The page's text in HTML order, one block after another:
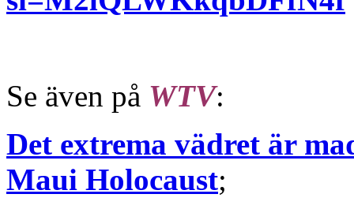
Se även på WTV:
Det extrema vädret är
Maui Holocaust;